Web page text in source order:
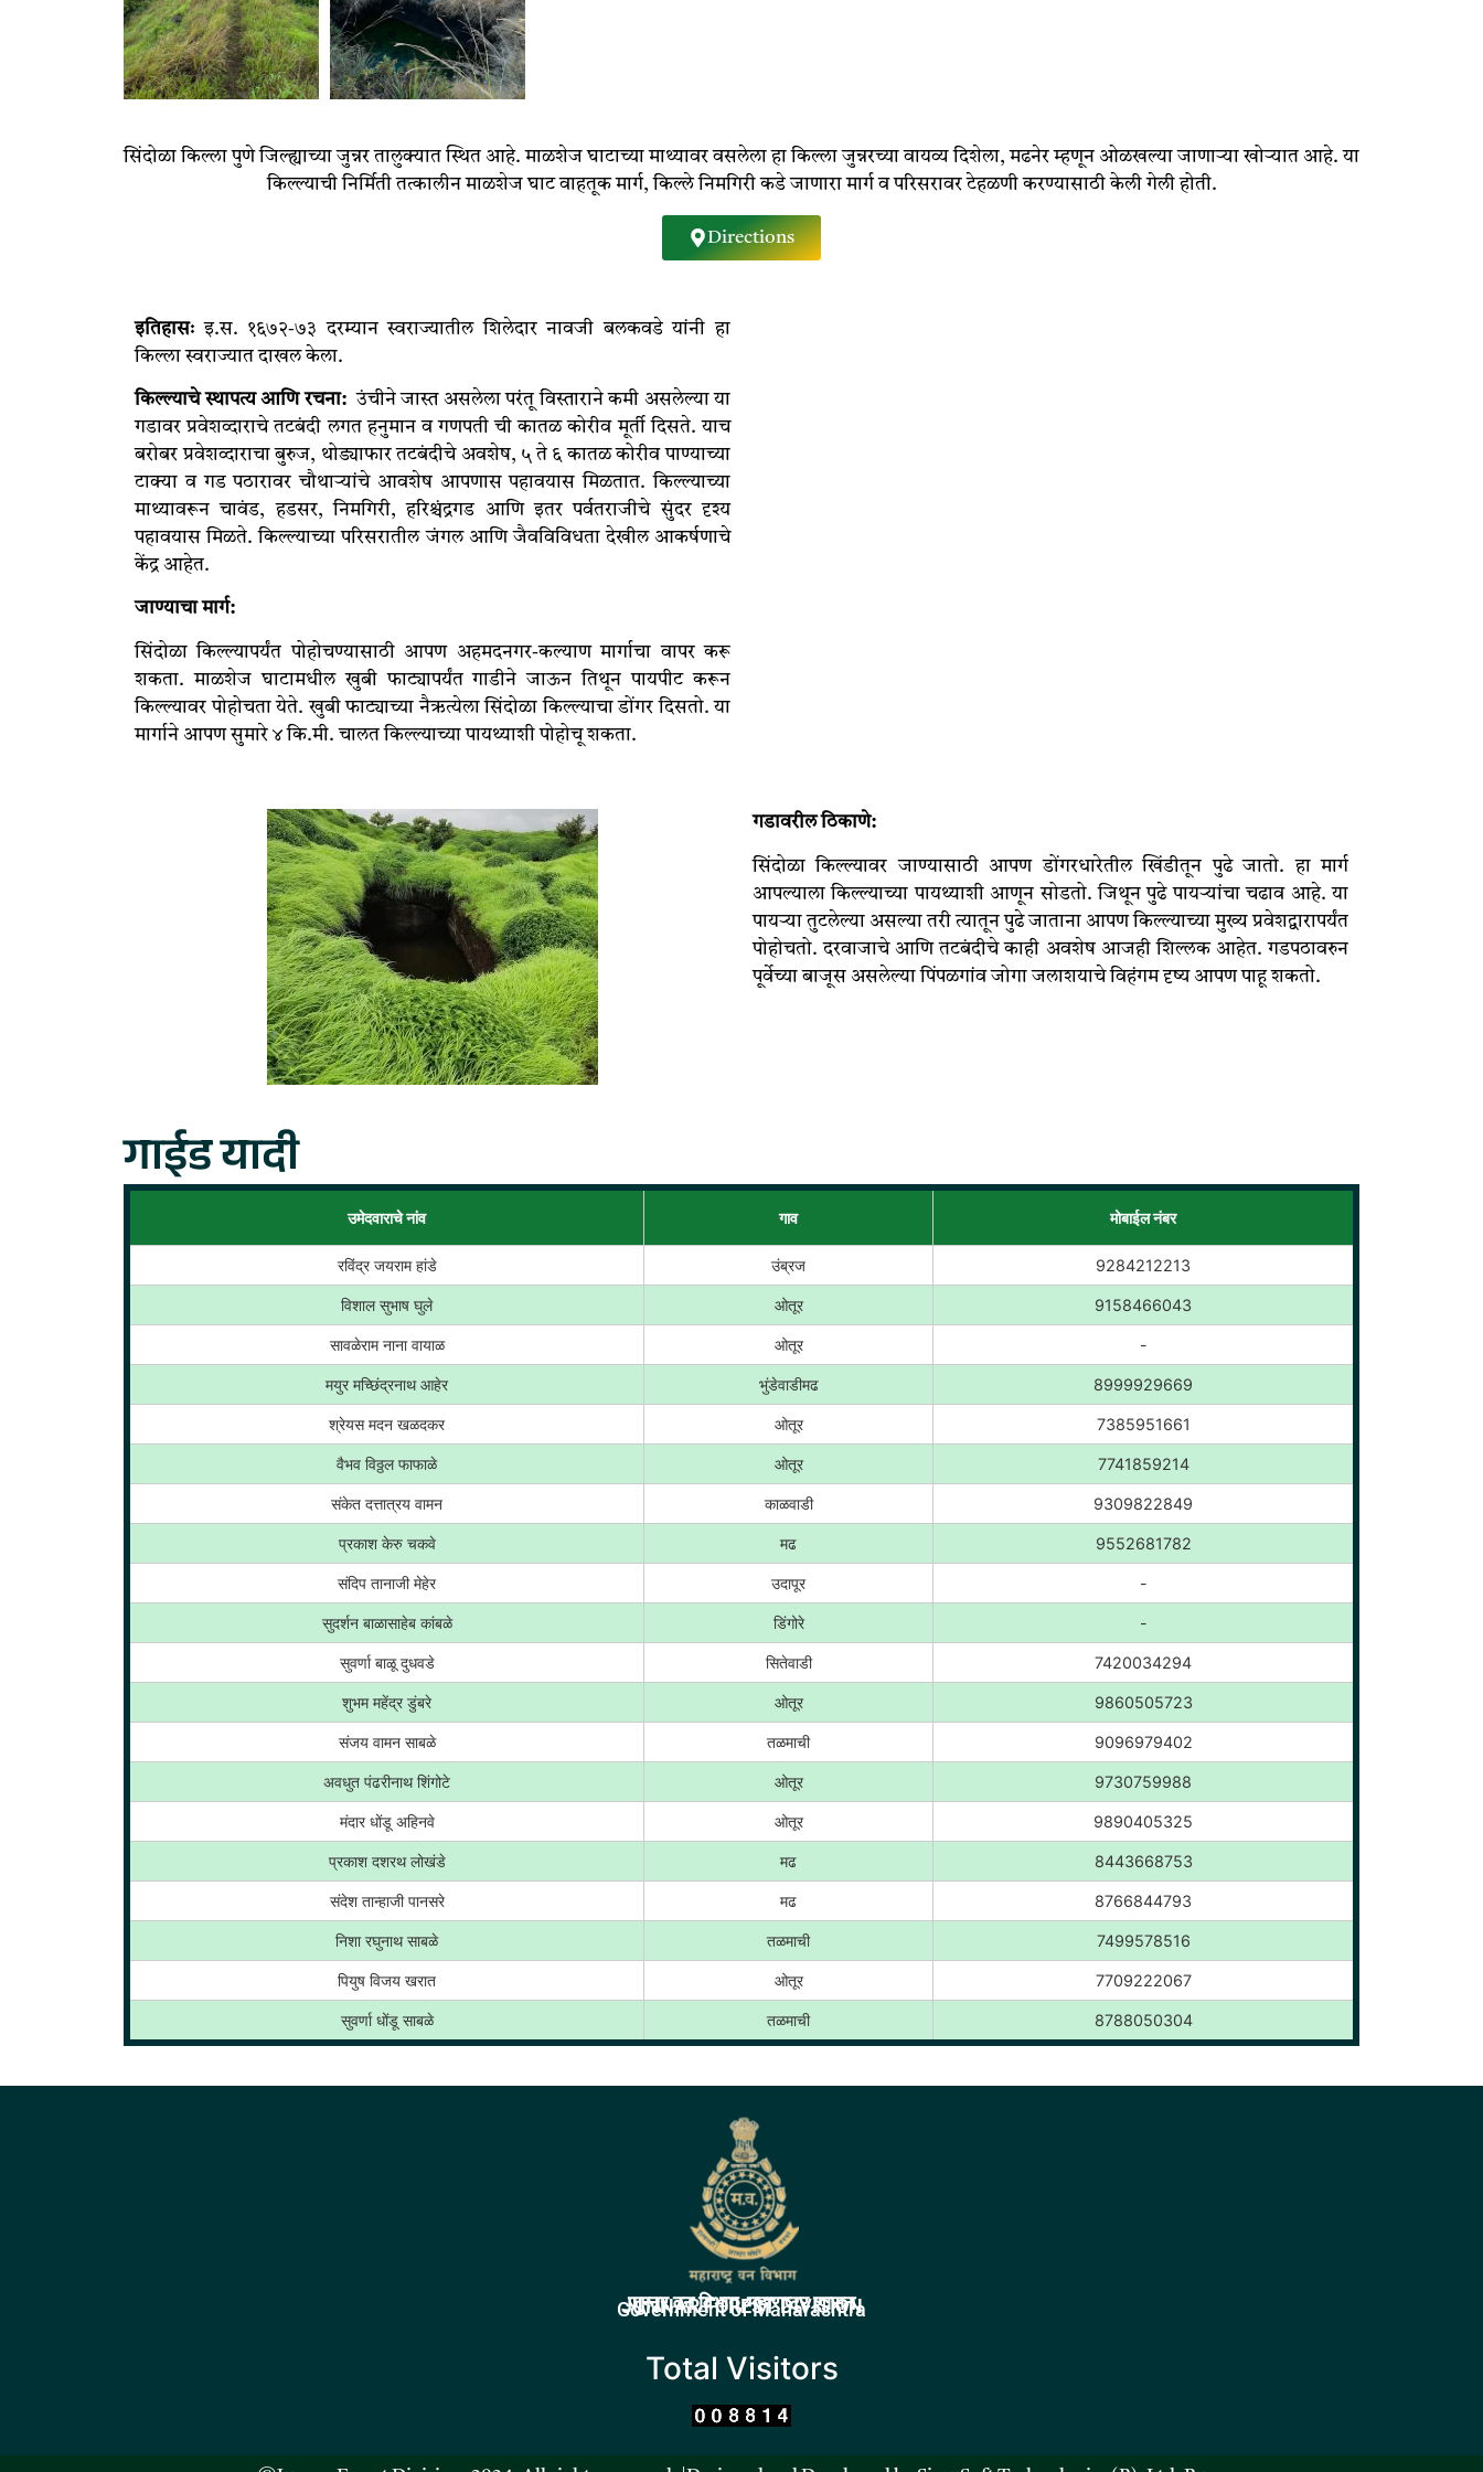
सिंदोळा किल्ला पुणे जिल्ह्याच्या जुन्नर तालुक्यात स्थित आहे. माळशेज घाटाच्या माथ्यावर वसलेला हा किल्ला जुन्नरच्या वायव्य दिशेला, मढनेर म्हणून ओळखल्या जाणाऱ्या खोऱ्यात आहे. या
किल्ल्याची निर्मिती तत्कालीन माळशेज घाट वाहतूक मार्ग, किल्ले निमगिरी कडे जाणारा मार्ग व परिसरावर टेहळणी करण्यासाठी केली गेली होती.
Directions
इतिहासः इ.स. १६७२-७३ दरम्यान स्वराज्यातील शिलेदार नावजी बलकवडे यांनी हा
किल्ला स्वराज्यात दाखल केला.
किल्ल्याचेस्थापत्यआणिरचना:उंचीने जास्त असलेला परंतू विस्ताराने कमी असलेल्या या
गडावर प्रवेशव्दाराचे तटबंदी लगत हनुमान व गणपती ची कातळ कोरीव मूर्ती दिसते. याच
बरोबर प्रवेशव्दाराचा बुरुज, थोड्याफार तटबंदीचे अवशेष, ५ ते ६ कातळ कोरीव पाण्याच्या
टाक्या व गड पठारावर चौथाऱ्यांचे आवशेष आपणास पहावयास मिळतात. किल्ल्याच्या
माथ्यावरून चावंड, हडसर, निमगिरी, हरिश्चंद्रगड आणि इतर पर्वतराजीचे सुंदर दृश्य
पहावयास मिळते. किल्ल्याच्या परिसरातील जंगल आणि जैवविविधता देखील आकर्षणाचे
केंद्र आहेत.
जाण्याचामार्ग:
सिंदोळा किल्ल्यापर्यंत पोहोचण्यासाठी आपण अहमदनगर-कल्याण मार्गाचा वापर करू
शकता. माळशेज घाटामधील खुबी फाट्यापर्यंत गाडीने जाऊन तिथून पायपीट करून
किल्ल्यावर पोहोचता येते. खुबी फाट्याच्या नैऋत्येला सिंदोळा किल्ल्याचा डोंगर दिसतो. या
मार्गाने आपण सुमारे ४ कि.मी. चालत किल्ल्याच्या पायथ्याशी पोहोचू शकता.
गडावरीलठिकाणे:
सिंदोळा किल्ल्यावर जाण्यासाठी आपण डोंगरधारेतील खिंडीतून पुढे जातो. हा मार्ग
आपल्याला किल्ल्याच्या पायथ्याशी आणून सोडतो. जिथून पुढे पायऱ्यांचा चढाव आहे. या
पायऱ्या तुटलेल्या असल्या तरी त्यातून पुढे जाताना आपण किल्ल्याच्या मुख्य प्रवेशद्वारापर्यंत
पोहोचतो. दरवाजाचे आणि तटबंदीचे काही अवशेष आजही शिल्लक आहेत. गडपठावरुन
पूर्वेच्या बाजूस असलेल्या पिंपळगांव जोगा जलाशयाचे विहंगम दृष्य आपण पाहू शकतो.
गाईड यादी
उमेदवाराचे नांव गाव मोबाईल नंबर
रविंद्र जयराम हांडे उंब्रज 9284212213
विशाल सुभाष घुले ओतूर 9158466043
सावळेराम नाना वायाळ ओतूर -
मयुर मच्छिंद्रनाथ आहेर भुंडेवाडीमढ 8999929669
श्रेयस मदन खळदकर ओतूर 7385951661
वैभव विठ्ठल फाफाळे ओतूर 7741859214
संकेत दत्तात्रय वामन काळवाडी 9309822849
प्रकाश केरु चकवे मढ 9552681782
संदिप तानाजी मेहेर उदापूर -
सुदर्शन बाळासाहेब कांबळे डिंगोरे -
सुवर्णा बाळू दुधवडे सितेवाडी 7420034294
शुभम महेंद्र डुंबरे ओतूर 9860505723
संजय वामन साबळे तळमाची 9096979402
अवधुत पंढरीनाथ शिंगोटे ओतूर 9730759988
मंदार धोंडू अहिनवे ओतूर 9890405325
प्रकाश दशरथ लोखंडे मढ 8443668753
संदेश तान्हाजी पानसरे मढ 8766844793
निशा रघुनाथ साबळे तळमाची 7499578516
पियुष विजय खरात ओतूर 7709222067
सुवर्णा धोंडू साबळे तळमाची 8788050304
जुन्नर वन विभाग, महाराष्ट्र शासन
JUNNAR FOREST DIVISION
Government of Maharashtra
Total Visitors